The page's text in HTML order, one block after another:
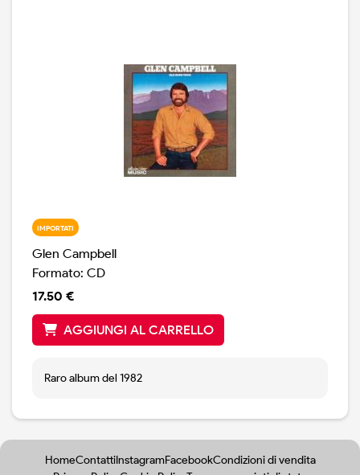
IMPORTATI
Glen Campbell
Formato: CD
17.50 €
AGGIUNGI AL CARRELLO
Raro album del 1982
HomeContattiInstagramFacebookCondizioni di vendita